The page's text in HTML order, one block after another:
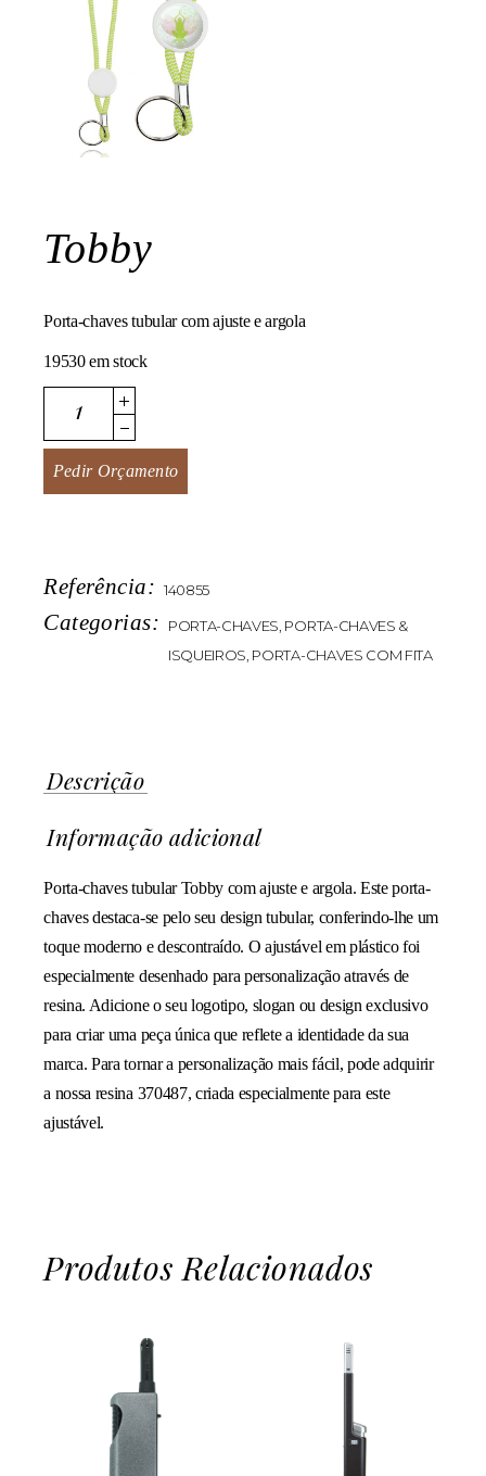
Tobby
Porta-chaves tubular com ajuste e argola
19530 em stock
Tobby quantity
Pedir Orçamento
Referência: 140855
Categorias: PORTA-CHAVES, PORTA-CHAVES &
ISQUEIROS, PORTA-CHAVES COM FITA
Descrição
Informação adicional
Porta-chaves tubular Tobby com ajuste e argola. Este porta-
chaves destaca-se pelo seu design tubular, conferindo-lhe um
toque moderno e descontraído. O ajustável em plástico foi
especialmente desenhado para personalização através de
resina. Adicione o seu logotipo, slogan ou design exclusivo
para criar uma peça única que reflete a identidade da sua
marca. Para tornar a personalização mais fácil, pode adquirir
a nossa resina 370487, criada especialmente para este
ajustável.
Produtos Relacionados